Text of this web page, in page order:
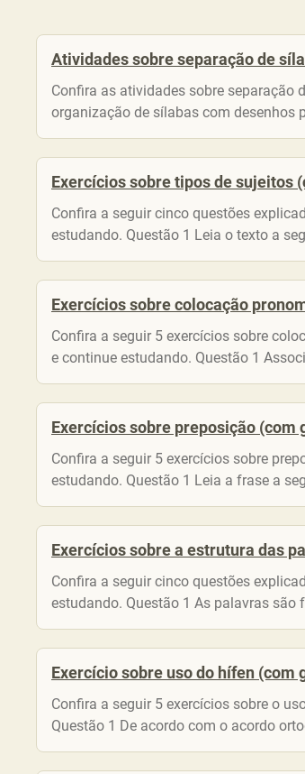
Atividades sobre separação de
Confira as atividades sobre separação
organização de sílabas com desenhos
Exercícios sobre tipos de sujeitos
Confira a seguir cinco questões
estudando. Questão 1 Leia o texto a
Exercícios sobre colocação
Confira a seguir 5 exercícios sobre
e continue estudando. Questão 1
Exercícios sobre preposição (com
Confira a seguir 5 exercícios sobre
estudando. Questão 1 Leia a frase a
Exercícios sobre a estrutura das
Confira a seguir cinco questões
estudando. Questão 1 As palavras são
Exercício sobre uso do hífen (com
Confira a seguir 5 exercícios sobre o
Questão 1 De acordo com o acordo